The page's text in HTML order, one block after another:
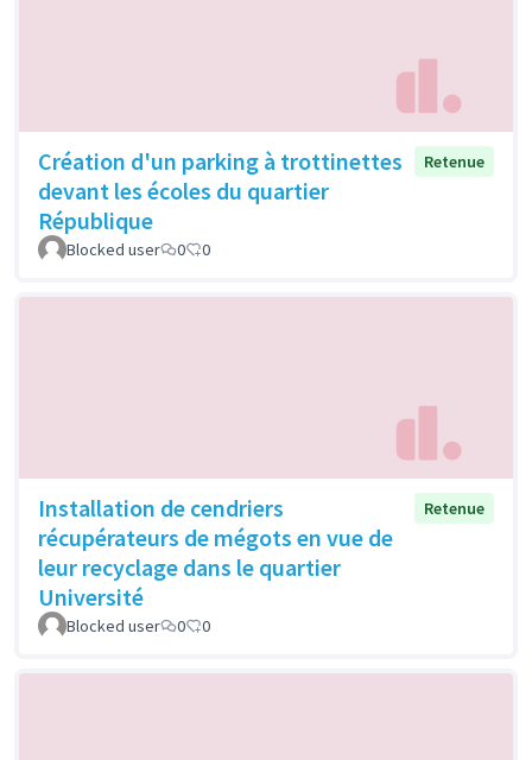
Création d'un parking à trottinettes
devant les écoles du quartier
République
Retenue
Blocked user 0 0
Installation de cendriers
récupérateurs de mégots en vue de
leur recyclage dans le quartier
Université
Retenue
Blocked user 0 0